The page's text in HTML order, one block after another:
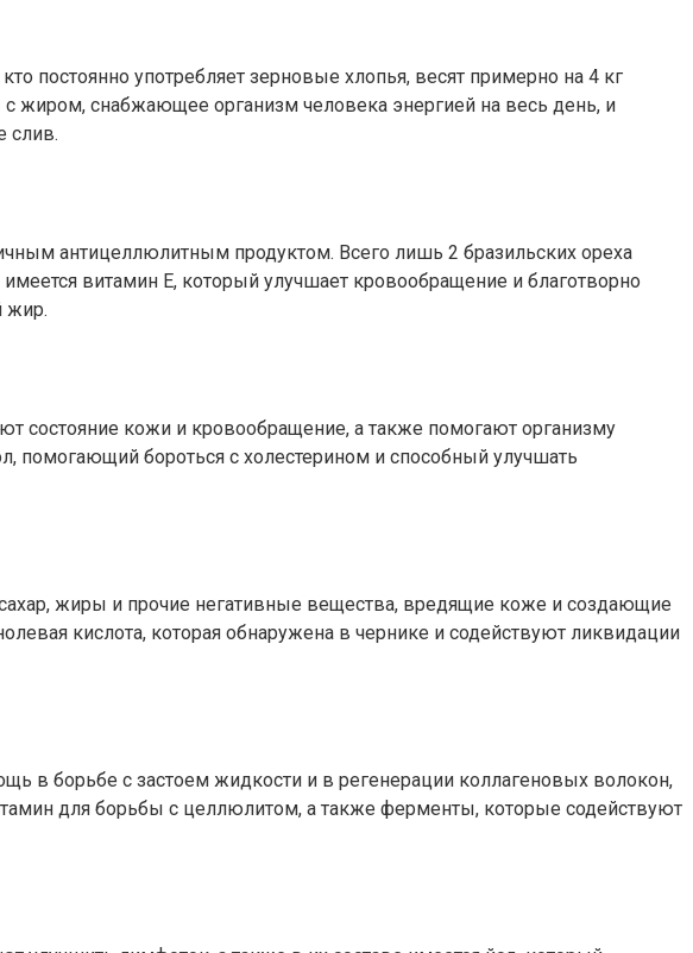
постоянно употребляет зерновые хлопья, весят примерно на 4 кг
с жиром, снабжающее организм человека энергией на весь день, и
слив.
антицеллюлитным продуктом. Всего лишь 2 бразильских ореха
витамин Е, который улучшает кровообращение и благотворно
жир.
состояние кожи и кровообращение, а также помогают организму
помогающий бороться с холестерином и способный улучшать
жиры и прочие негативные вещества, вредящие коже и создающие
кислота, которая обнаружена в чернике и содействуют ликвидации
в борьбе с застоем жидкости и в регенерации коллагеновых волокон,
для борьбы с целлюлитом, а также ферменты, которые содействуют